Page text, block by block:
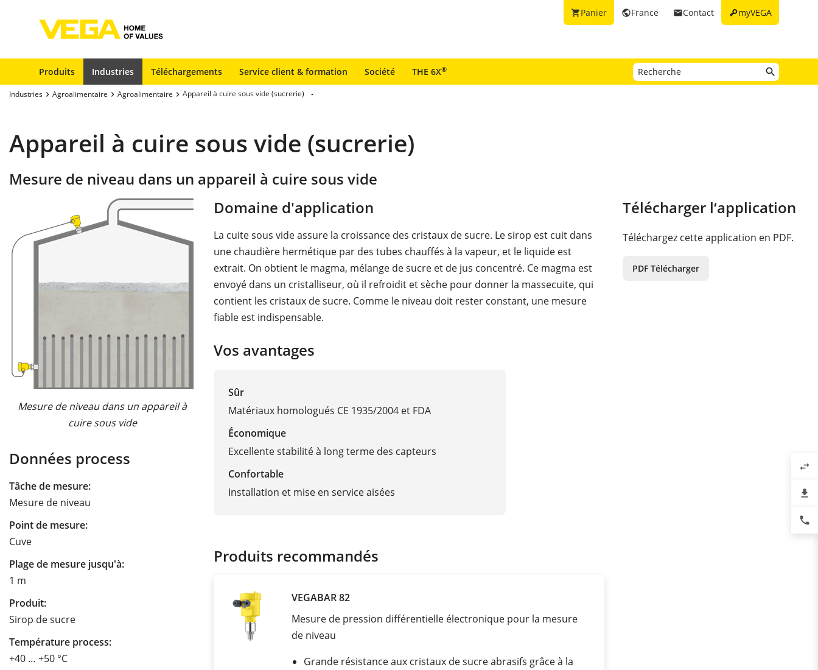
keymyVEGA
emailContact
publicFrance
shopping_cartPanier
Produits Industries Téléchargements Service client & formation Société THE 6X®
Industries Agroalimentaire Agroalimentaire Appareil à cuire sous vide (sucrerie)
Appareil à cuire sous vide (sucrerie)
Mesure de niveau dans un appareil à cuire sous vide
Mesure de niveau dans un appareil à
cuire sous vide
Données process
Tâche de mesure:
Mesure de niveau
Point de mesure:
Cuve
Plage de mesure jusqu'à:
1 m
Produit:
Sirop de sucre
Température process:
+40 … +50 °C
Domaine d'application
La cuite sous vide assure la croissance des cristaux de sucre. Le sirop est cuit dans
une chaudière hermétique par des tubes chauffés à la vapeur, et le liquide est
extrait. On obtient le magma, mélange de sucre et de jus concentré. Ce magma est
envoyé dans un cristalliseur, où il refroidit et sèche pour donner la massecuite, qui
contient les cristaux de sucre. Comme le niveau doit rester constant, une mesure
fiable est indispensable.
Vos avantages
Sûr
Matériaux homologués CE 1935/2004 et FDA
Économique
Excellente stabilité à long terme des capteurs
Confortable
Installation et mise en service aisées
Produits recommandés
VEGABAR 82
Mesure de pression différentielle électronique pour la mesure
de niveau
Grande résistance aux cristaux de sucre abrasifs grâce à la
Télécharger l‘application
Téléchargez cette application en PDF.
PDF Télécharger
swap_horiz
file_download
phone